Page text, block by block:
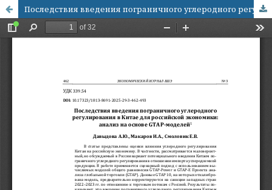
Последствия введения пограничного углеродного регулирования в Китае для российской экономики: анализ на основе GTAP-моделей